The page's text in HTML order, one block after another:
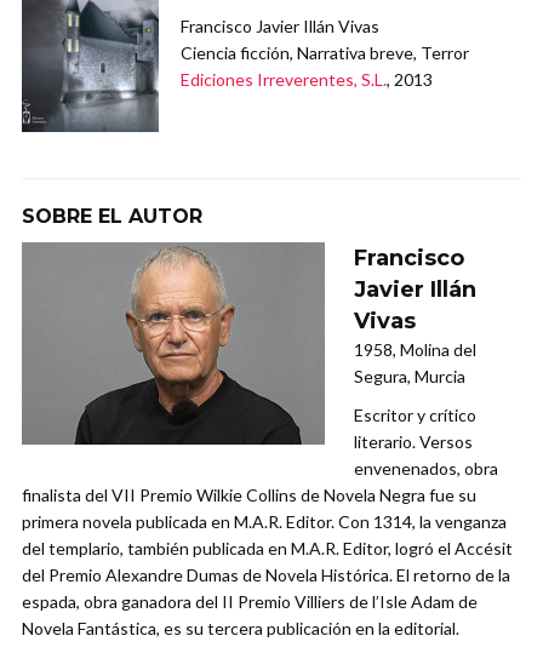
Francisco Javier Illán Vivas
Ciencia ficción, Narrativa breve, Terror
Ediciones Irreverentes, S.L., 2013
SOBRE EL AUTOR
Francisco
Javier Illán
Vivas
1958, Molina del
Segura, Murcia
Escritor y crítico
literario. Versos
envenenados, obra
finalista del VII Premio Wilkie Collins de Novela Negra fue su
primera novela publicada en M.A.R. Editor. Con 1314, la venganza
del templario, también publicada en M.A.R. Editor, logró el Accésit
del Premio Alexandre Dumas de Novela Histórica. El retorno de la
espada, obra ganadora del II Premio Villiers de l’Isle Adam de
Novela Fantástica, es su tercera publicación en la editorial.